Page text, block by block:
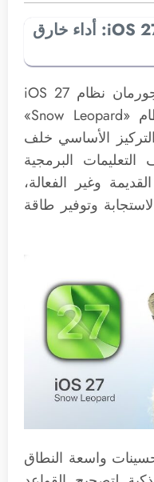
تحديث iOS 27 Snow Leopard: أداء خارق
وصف المحلل الشهير مارك جورمان نظام iOS 27
بأنه سيكون تحديثاً شبيهاً بنظام «Snow Leopard»
الأساسي خلف
البرمجية
وغير الفعالة،
وتوفير طاقة
واسعة النطاق